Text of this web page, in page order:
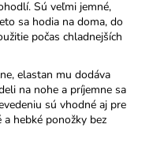
Sú veľmi jemné,
sa hodia na doma, do
počas chladnejších
elastan mu dodáva
na nohe a príjemne sa
sú vhodné aj pre
hebké ponožky bez